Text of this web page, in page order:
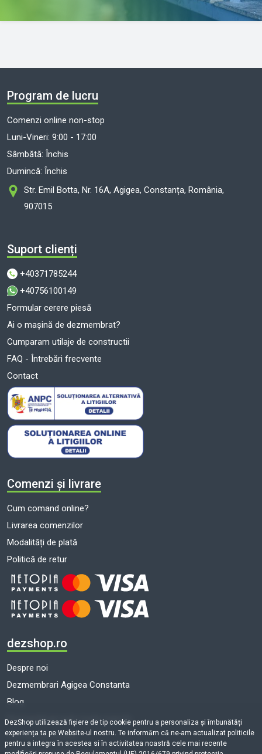
Program de lucru
Comenzi online non-stop
Luni-Vineri: 9:00 - 17:00
Sâmbătă: Închis
Dumincă: Închis
Str. Emil Botta, Nr. 16A, Agigea, Constanța, România,
907015
Suport clienți
+40371785244
+40756100149
Formular cerere piesă
Ai o mașină de dezmembrat?
Cumparam utilaje de constructii
FAQ - Întrebări frecvente
Contact
Comenzi și livrare
Cum comand online?
Livrarea comenzilor
Modalități de plată
Politică de retur
dezshop.ro
Despre noi
Dezmembrari Agigea Constanta
Blog
Dezmembrari auto toate marcile
Termeni și condiții
DezShop utilizează fişiere de tip cookie pentru a personaliza și îmbunătăți
experiența ta pe Website-ul nostru. Te informăm că ne-am actualizat politicile
pentru a integra în acestea si în activitatea noastră cele mai recente